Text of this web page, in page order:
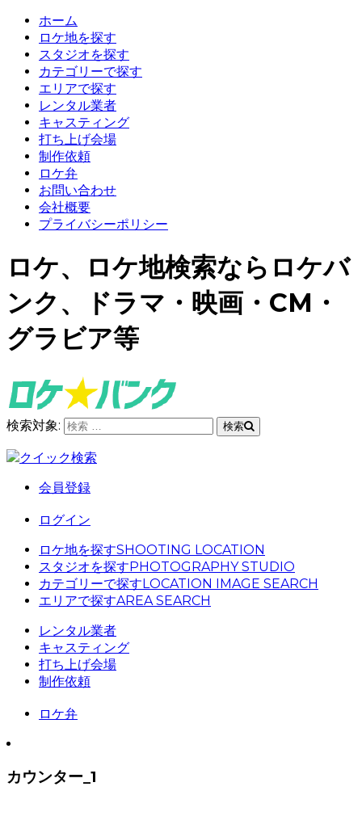
ホーム
ロケ地を探す
スタジオを探す
カテゴリーで探す
エリアで探す
レンタル業者
キャスティング
打ち上げ会場
制作依頼
ロケ弁
お問い合わせ
会社概要
プライバシーポリシー
ロケ、ロケ地検索ならロケバ
ンク、ドラマ・映画・CM・
グラビア等
検索対象: 検索
クイック検索
会員登録
ログイン
ロケ地を探すSHOOTING LOCATION
スタジオを探すPHOTOGRAPHY STUDIO
カテゴリーで探すLOCATION IMAGE SEARCH
エリアで探すAREA SEARCH
レンタル業者
キャスティング
打ち上げ会場
制作依頼
ロケ弁
カウンター_1